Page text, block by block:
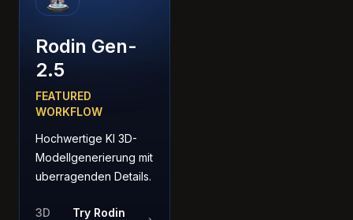
Rodin Gen-
2.5
FEATURED
WORKFLOW
Hochwertige KI 3D-
Modellgenerierung mit
uberragenden Details.
3D
Try Rodin